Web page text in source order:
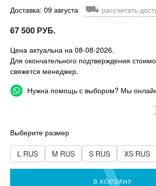
Доставка: 09 августа ⛟ рассчитать
67 500 РУБ.
Цена актуальна на 08-08-2026.
Для окончательного подтверждения
свяжется менеджер.
Нужна помощь с выбором? Мы
Выберите размер
L RUS M RUS S RUS XS RUS
В КОРЗИНУ